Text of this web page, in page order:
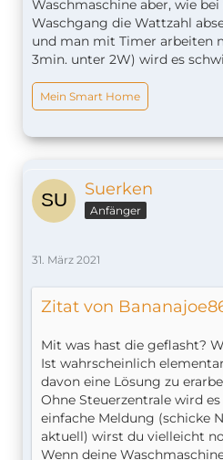
Waschmaschine aber, wie
Waschgang die Wattzahl
und man mit Timer arbeiten
3min. unter 2W) wird es
Mein Smart Home
Suerken
Anfänger
31. März 2021
Zitat von
Mit was hast die geflasht?
Ist wahrscheinlich
davon eine Lösung zu
Ohne Steuerzentrale wird
einfache Meldung (schicke
aktuell) wirst du vielleicht
Wenn deine